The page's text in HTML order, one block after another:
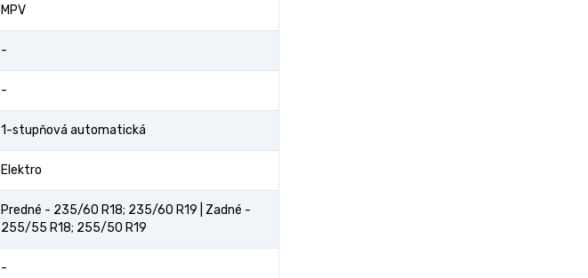
MPV
-
-
1-stupňová automatická
Elektro
Predné - 235/60 R18; 235/60 R19 | Zadné -
255/55 R18; 255/50 R19
-